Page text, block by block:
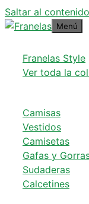
Saltar al contenido
Menú
Franelas Style
Ver toda la
Camisas
Vestidos
Camisetas
Gafas y
Sudaderas
Calcetines